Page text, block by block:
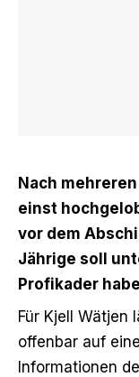
Nach
einst
vor dem
Jährige soll
Profikader
Für Kjell Wätjen
offenbar auf
Informationen